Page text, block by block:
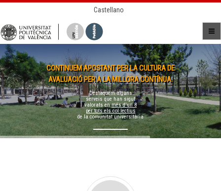
Castellano
CONTINUEM APOSTANT PER LA CULTURA DE
AVALUACIÓ PER A LA MILLORA CONTÍNUA.
Destaquem alguns
serveis que han sigut
valorats enmés d'un 8
per tots els col·lectius
de la comunitat universitària